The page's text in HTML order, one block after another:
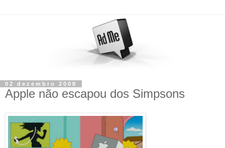
02 dezembro 2008
Apple não escapou dos Simpsons